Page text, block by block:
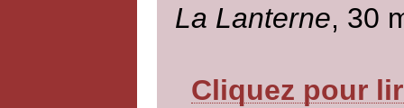
La Lanterne, 30
Cliquez pour